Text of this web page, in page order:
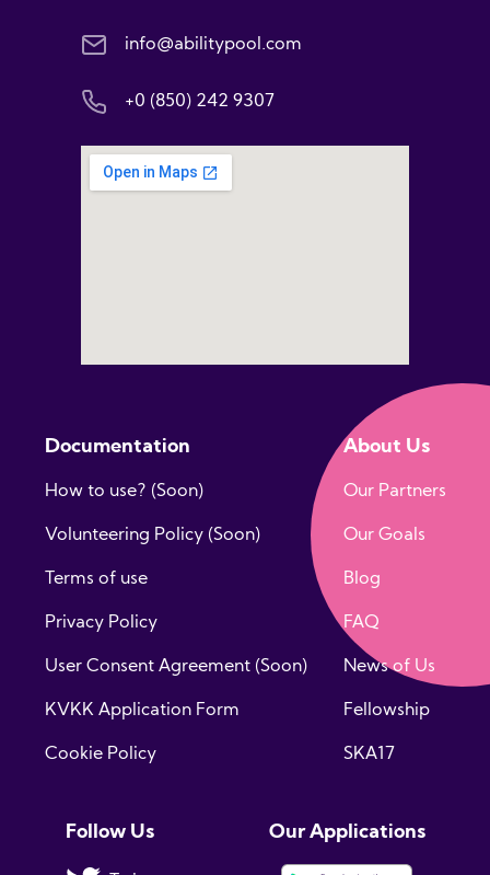
info@abilitypool.com
+0 (850) 242 9307
Documentation
How to use? (Soon)
Volunteering Policy (Soon)
Terms of use
Privacy Policy
User Consent Agreement (Soon)
KVKK Application Form
Cookie Policy
About Us
Our Partners
Our Goals
Blog
FAQ
News of Us
Fellowship
SKA17
Follow Us Our Applications